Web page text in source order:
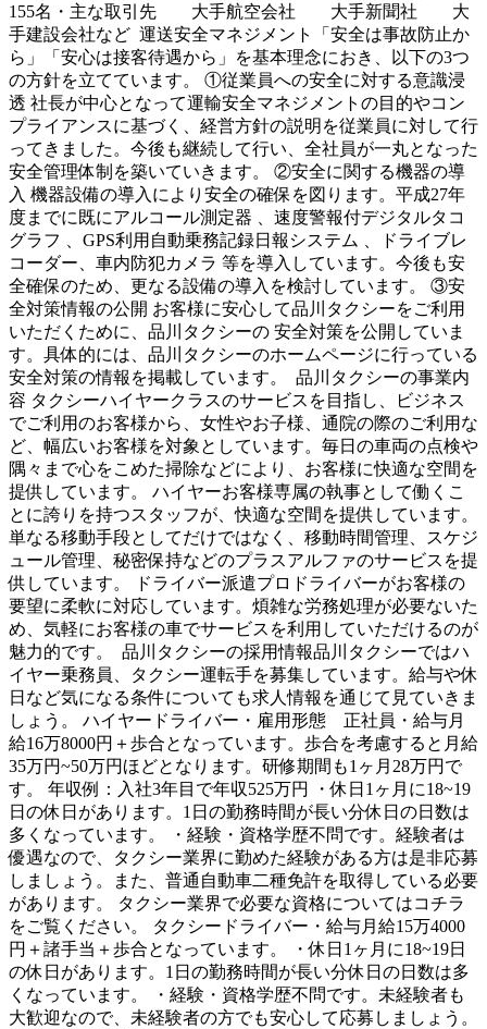
155名・主な取引先 大手航空会社 大手新聞社 大
手建設会社など 運送安全マネジメント「安全は事故防止か
ら」「安心は接客待遇から」を基本理念におき、以下の3つ
の方針を立てています。 ①従業員への安全に対する意識浸
透 社長が中心となって運輸安全マネジメントの目的やコン
プライアンスに基づく、経営方針の説明を従業員に対して行
ってきました。今後も継続して行い、全社員が一丸となった
安全管理体制を築いていきます。 ②安全に関する機器の導
入 機器設備の導入により安全の確保を図ります。平成27年
度までに既にアルコール測定器 、速度警報付デジタルタコ
グラフ 、GPS利用自動乗務記録日報システム 、ドライブレ
コーダー、車内防犯カメラ 等を導入しています。今後も安
全確保のため、更なる設備の導入を検討しています。 ③安
全対策情報の公開 お客様に安心して品川タクシーをご利用
いただくために、品川タクシーの 安全対策を公開していま
す。具体的には、品川タクシーのホームページに行っている
安全対策の情報を掲載しています。 品川タクシーの事業内
容 タクシーハイヤークラスのサービスを目指し、ビジネス
でご利用のお客様から、女性やお子様、通院の際のご利用な
ど、幅広いお客様を対象としています。毎日の車両の点検や
隅々まで心をこめた掃除などにより、お客様に快適な空間を
提供しています。 ハイヤーお客様専属の執事として働くこ
とに誇りを持つスタッフが、快適な空間を提供しています。
単なる移動手段としてだけではなく、移動時間管理、スケジ
ュール管理、秘密保持などのプラスアルファのサービスを提
供しています。 ドライバー派遣プロドライバーがお客様の
要望に柔軟に対応しています。煩雑な労務処理が必要ないた
め、気軽にお客様の車でサービスを利用していただけるのが
魅力的です。 品川タクシーの採用情報品川タクシーではハ
イヤー乗務員、タクシー運転手を募集しています。給与や休
日など気になる条件についても求人情報を通じて見ていきま
しょう。 ハイヤードライバー・雇用形態 正社員・給与月
給16万8000円＋歩合となっています。歩合を考慮すると月給
35万円~50万円ほどとなります。研修期間も1ヶ月28万円で
す。 年収例：入社3年目で年収525万円 ・休日1ヶ月に18~19
日の休日があります。1日の勤務時間が長い分休日の日数は
多くなっています。 ・経験・資格学歴不問です。経験者は
優遇なので、タクシー業界に勤めた経験がある方は是非応募
しましょう。また、普通自動車二種免許を取得している必要
があります。 タクシー業界で必要な資格についてはコチラ
をご覧ください。 タクシードライバー・給与月給15万4000
円＋諸手当＋歩合となっています。 ・休日1ヶ月に18~19日
の休日があります。1日の勤務時間が長い分休日の日数は多
くなっています。 ・経験・資格学歴不問です。未経験者も
大歓迎なので、未経験者の方でも安心して応募しましょう。